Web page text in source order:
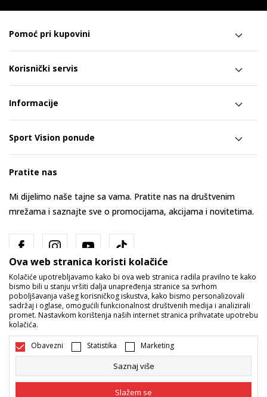
Pomoć pri kupovini
Korisnički servis
Informacije
Sport Vision ponude
Pratite nas
Mi dijelimo naše tajne sa vama. Pratite nas na društvenim
mrežama i saznajte sve o promocijama, akcijama i novitetima.
Bosna i Hercegovina Promijenite
Ova web stranica koristi kolačiće
Kolačiće upotrebljavamo kako bi ova web stranica radila pravilno te kako
bismo bili u stanju vršiti dalja unapređenja stranice sa svrhom
poboljšavanja vašeg korisničkog iskustva, kako bismo personalizovali
sadržaj i oglase, omogućili funkcionalnost društvenih medija i analizirali
promet. Nastavkom korištenja naših internet stranica prihvatate upotrebu
kolačića.
Obavezni Statistika Marketing
Saznaj više
Slažem se